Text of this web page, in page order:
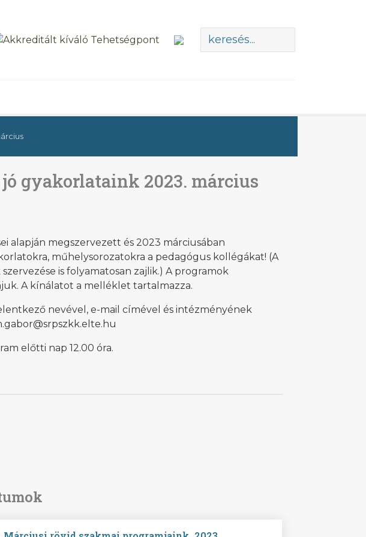
gyakorlataink 2023. március
alapján megszervezett és 2023 márciusában
műhelysorozatokra a pedagógus kollégákat! (A
is folyamatosan zajlik.) A programok
A kínálatot a melléklet tartalmazza.
nevével, e-mail címével és intézményének
előtti nap 12.00 óra.